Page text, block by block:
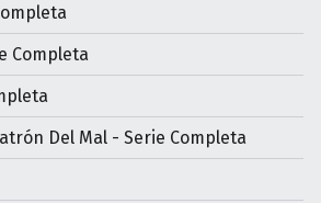
Completa
Del Mal - Serie Completa